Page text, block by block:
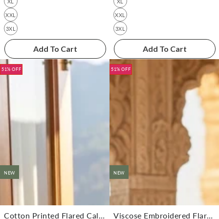
XXL
3XL
Add To Cart
XXL
3XL
Add To Cart
NEW
51% OFF
NEW
51% OFF